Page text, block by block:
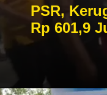
PSR,
Rp 601,9